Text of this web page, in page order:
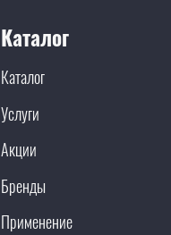
Каталог
Каталог
Услуги
Акции
Бренды
Применение